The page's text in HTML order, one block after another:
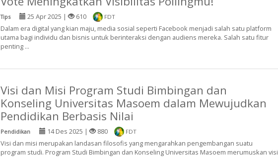
Tips 25 Apr 2025 | 610 FDT
Dalam era digital yang kian maju, media sosial seperti Facebook menjadi salah satu platform
utama bagi individu dan bisnis untuk berinteraksi dengan audiens mereka. Salah satu fitur
penting ...
Visi dan Misi Program Studi Bimbingan dan
Konseling Universitas Masoem dalam Mewujudkan
Pendidikan Berbasis Nilai
Pendidikan 14 Des 2025 | 880 FDT
Visi dan misi merupakan landasan filosofis yang mengarahkan pengembangan suatu
program studi. Program Studi Bimbingan dan Konseling Universitas Masoem merumuskan visi